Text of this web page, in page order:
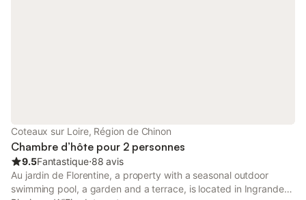
Coteaux sur Loire, Région de Chinon
Chambre d’hôte pour 2 personnes
9.5Fantastique⋅88 avis
Au jardin de Florentine, a property with a seasonal outdoor
swimming pool, a garden and a terrace, is located in Ingrandes-